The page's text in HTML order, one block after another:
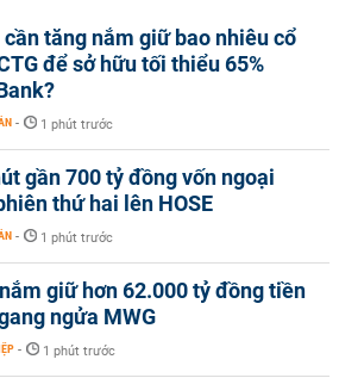
cần tăng nắm giữ bao nhiêu cổ
để sở hữu tối thiểu 65%
- 1 phút trước
gần 700 tỷ đồng vốn ngoại
thứ hai lên HOSE
- 1 phút trước
giữ hơn 62.000 tỷ đồng tiền
ngửa MWG
- 1 phút trước